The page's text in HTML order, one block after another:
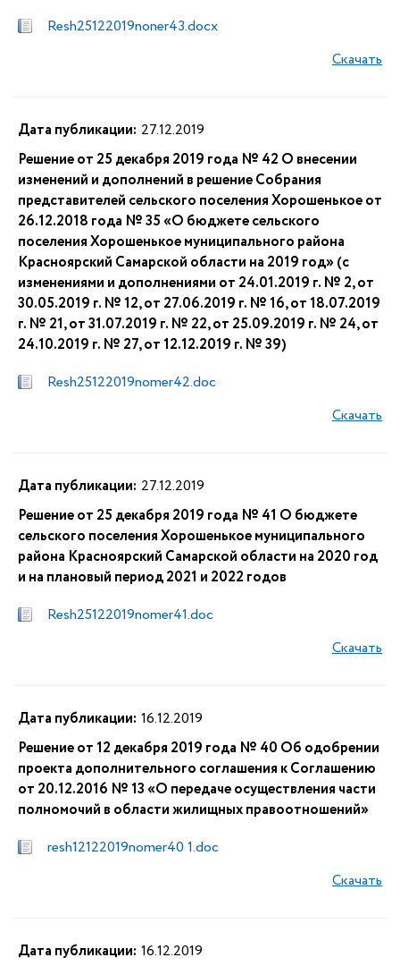
Resh25122019noner43.docx
Скачать
Дата публикации: 27.12.2019
Решение от 25 декабря 2019 года № 42 О внесении
изменений и дополнений в решение Собрания
представителей сельского поселения Хорошенькое от
26.12.2018 года № 35 «О бюджете сельского
поселения Хорошенькое муниципального района
Красноярский Самарской области на 2019 год» (с
изменениями и дополнениями от 24.01.2019 г. № 2, от
30.05.2019 г. № 12, от 27.06.2019 г. № 16, от 18.07.2019
г. № 21, от 31.07.2019 г. № 22, от 25.09.2019 г. № 24, от
24.10.2019 г. № 27, от 12.12.2019 г. № 39)
Resh25122019nomer42.doc
Скачать
Дата публикации: 27.12.2019
Решение от 25 декабря 2019 года № 41 О бюджете
сельского поселения Хорошенькое муниципального
района Красноярский Самарской области на 2020 год
и на плановый период 2021 и 2022 годов
Resh25122019nomer41.doc
Скачать
Дата публикации: 16.12.2019
Решение от 12 декабря 2019 года № 40 Об одобрении
проекта дополнительного соглашения к Соглашению
от 20.12.2016 № 13 «О передаче осуществления части
полномочий в области жилищных правоотношений»
resh12122019nomer40 1.doc
Скачать
Дата публикации: 16.12.2019